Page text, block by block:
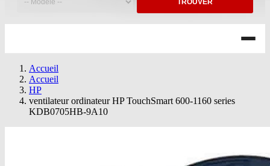
TROUVER
Accueil
Accueil
HP
ventilateur ordinateur HP TouchSmart 600-1160 series
KDB0705HB-9A10